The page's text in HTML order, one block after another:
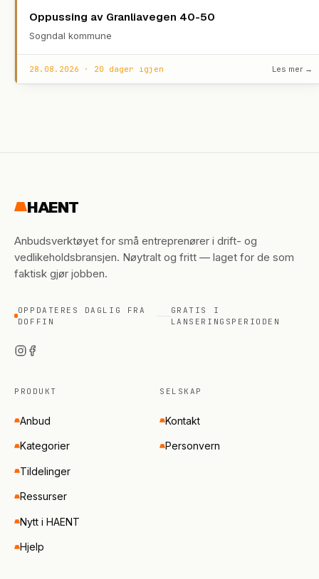
Oppussing av Granliavegen 40-50
Sogndal kommune
28.08.2026 · 20 dager igjen Les mer →
HAENT
Anbudsverktøyet for små entreprenører i drift- og
vedlikeholdsbransjen. Nøytralt og fritt — laget for de som
faktisk gjør jobben.
OPPDATERES DAGLIG FRA
DOFFIN
GRATIS I
LANSERINGSPERIODEN
PRODUKT
Anbud
Kategorier
Tildelinger
Ressurser
Nytt i HAENT
Hjelp
SELSKAP
Kontakt
Personvern